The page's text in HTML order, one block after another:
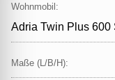
Wohnmobil:
Adria Twin Plus 600
Maße (L/B/H):